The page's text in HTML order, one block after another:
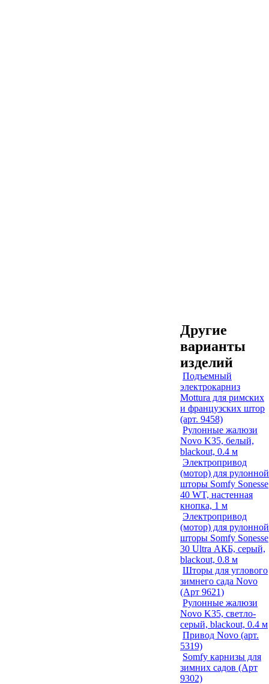
Другие
варианты
изделий
Подъемный
электрокарниз
Mottura для римских
и французских штор
(арт. 9458)
Рулонные жалюзи
Novo K35, белый,
blackout, 0.4 м
Электропривод
(мотор) для рулонной
шторы Somfy Sonesse
40 WT, настенная
кнопка, 1 м
Электропривод
(мотор) для рулонной
шторы Somfy Sonesse
30 Ultra АКБ, серый,
blackout, 0.8 м
Шторы для углового
зимнего сада Novo
(Арт 9621)
Рулонные жалюзи
Novo K35, светло-
серый, blackout, 0.4 м
Привод Novo (арт.
5319)
Somfy карнизы для
зимних садов (Арт
9302)